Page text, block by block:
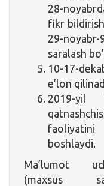
28-
fikr
29-
saralash
10-17-
e’lon
2019-yil
faoliyatini
boshlaydi.
Ma’lumot
(maxsus